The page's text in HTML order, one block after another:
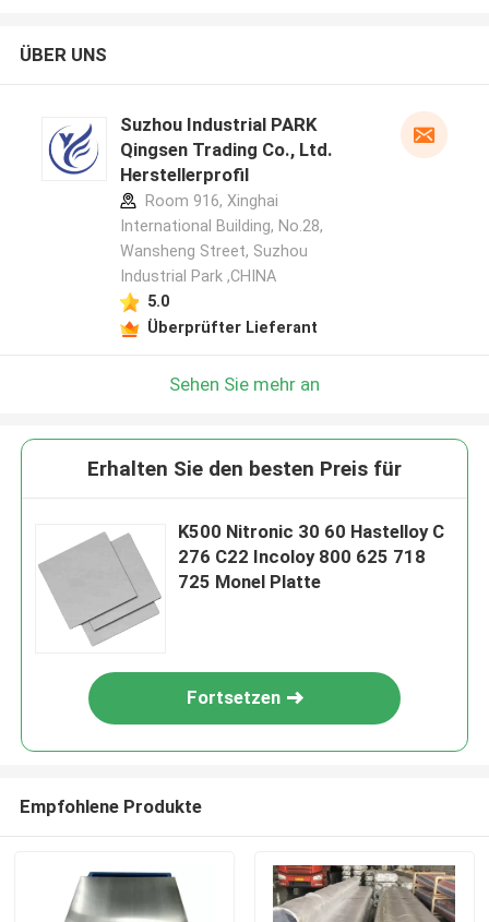
ÜBER UNS
Suzhou Industrial PARK
Qingsen Trading Co., Ltd.
Herstellerprofil
Room 916, Xinghai
International Building, No.28,
Wansheng Street, Suzhou
Industrial Park ,CHINA
5.0
Überprüfter Lieferant
Sehen Sie mehr an
Erhalten Sie den besten Preis für
K500 Nitronic 30 60 Hastelloy C
276 C22 Incoloy 800 625 718
725 Monel Platte
Fortsetzen
Empfohlene Produkte